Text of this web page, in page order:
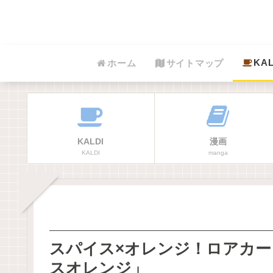
ホーム サイトマップ
KALDI
KALDI
漫画
manga
スパイス×オレンジ！ロアカ
スオレンジ」